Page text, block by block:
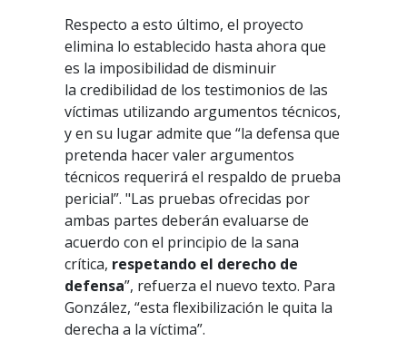
Respecto a esto último, el proyecto
elimina lo establecido hasta ahora que
es la imposibilidad de disminuir
la credibilidad de los testimonios de las
víctimas utilizando argumentos técnicos,
y en su lugar admite que “la defensa que
pretenda hacer valer argumentos
técnicos requerirá el respaldo de prueba
pericial”. "Las pruebas ofrecidas por
ambas partes deberán evaluarse de
acuerdo con el principio de la sana
crítica, respetando el derecho de
defensa”, refuerza el nuevo texto. Para
González, “esta flexibilización le quita la
derecha a la víctima”.